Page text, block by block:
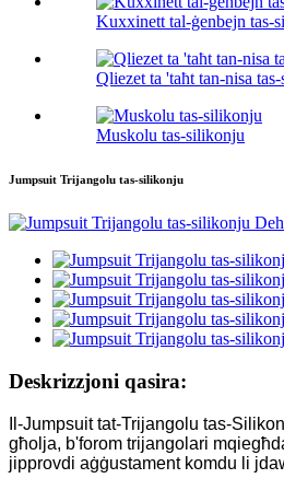
Kuxxinett tal-ġenbejn tas-
Qliezet ta 'taħt tan-nisa
Muskolu tas-silikonju
Jumpsuit Trijangolu tas-silikonju
Deskrizzjoni qasira:
Il-Jumpsuit tat-Trijangolu tas-
għolja, b'forom trijangolari
jipprovdi aġġustament komdu li